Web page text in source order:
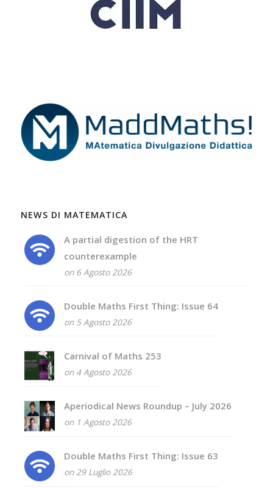
NEWS DI MATEMATICA
A partial digestion of the HRT
counterexample
on 6 Agosto 2026
Double Maths First Thing: Issue 64
on 5 Agosto 2026
Carnival of Maths 253
on 4 Agosto 2026
Aperiodical News Roundup – July 2026
on 1 Agosto 2026
Double Maths First Thing: Issue 63
on 29 Luglio 2026